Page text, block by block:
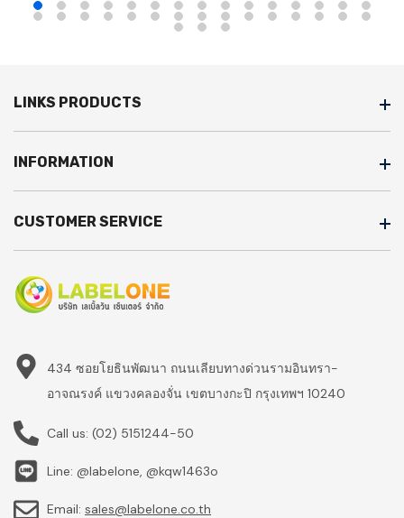
LINKS PRODUCTS
INFORMATION
CUSTOMER SERVICE
434 ซอยโยธินพัฒนา ถนนเลียบทางด่วนรามอินทรา-
อาจณรงค์ แขวงคลองจั่น เขตบางกะปิ กรุงเทพฯ 10240
Call us: (02) 5151244-50
Line: @labelone, @kqw1463o
Email: sales@labelone.co.th